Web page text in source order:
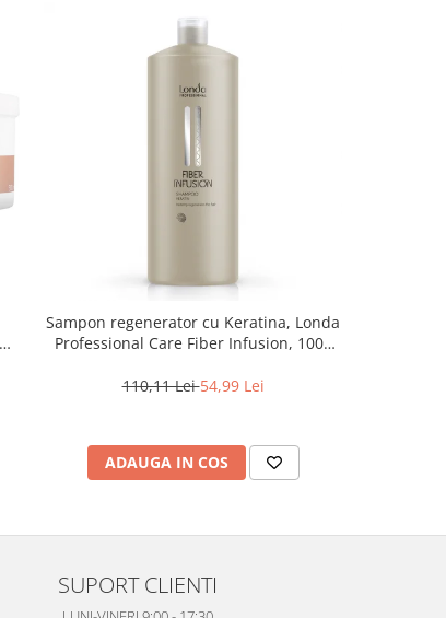
Sampon regenerator cu Keratina, Londa
Professional Care Fiber Infusion, 1000
110,11 Lei54,99 Lei
ADAUGA IN COS
SUPORT CLIENTI